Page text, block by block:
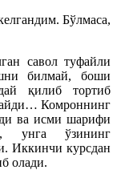
Бўлмаса,
савол туфайли
билмай, боши
қилиб тортиб
Комроннинг
ва исми шарифи
унга ўзининг
Иккинчи курсдан
олади.